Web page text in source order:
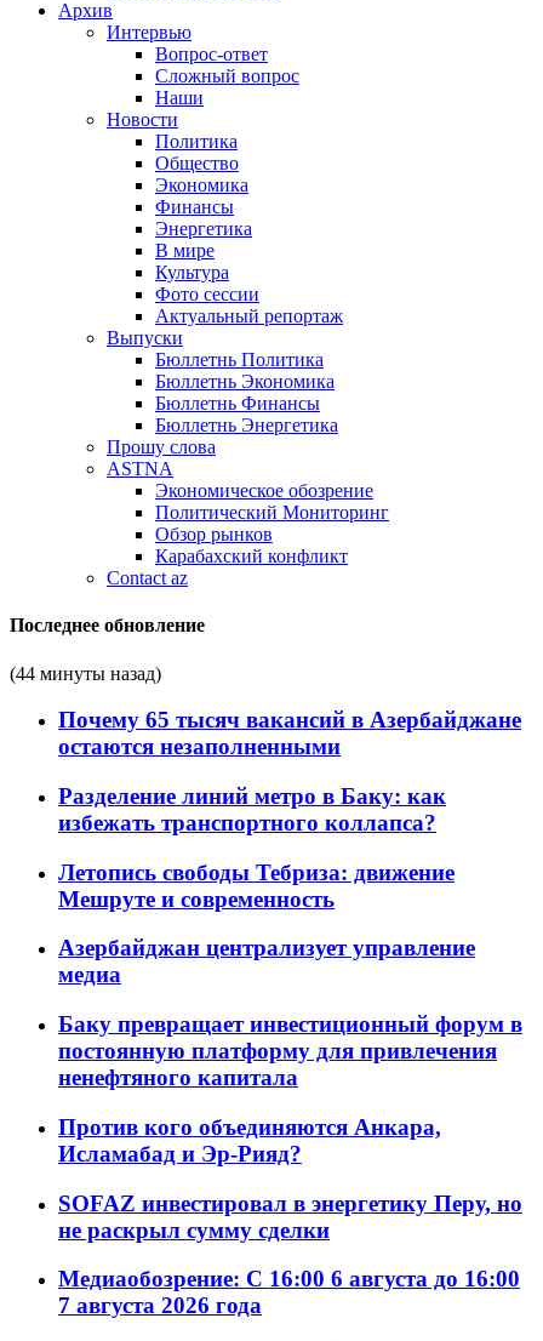
Архив
Интервью
Вопрос-ответ
Сложный вопрос
Наши
Новости
Политика
Общество
Экономика
Финансы
Энергетика
В мире
Культура
Фото сессии
Актуальный репортаж
Выпуски
Бюллетнь Политика
Бюллетнь Экономика
Бюллетнь Финансы
Бюллетнь Энергетика
Прошу слова
ASTNA
Экономическое обозрение
Политический Мониторинг
Обзор рынков
Карабахский конфликт
Contact az
Последнее обновление
(44 минуты назад)
Почему 65 тысяч вакансий в Азербайджане
остаются незаполненными
Разделение линий метро в Баку: как
избежать транспортного коллапса?
Летопись свободы Тебриза: движение
Мешруте и современность
Азербайджан централизует управление
медиа
Баку превращает инвестиционный форум в
постоянную платформу для привлечения
ненефтяного капитала
Против кого объединяются Анкара,
Исламабад и Эр-Рияд?
SOFAZ инвестировал в энергетику Перу, но
не раскрыл сумму сделки
Медиаобозрение: С 16:00 6 августа до 16:00
7 августа 2026 года